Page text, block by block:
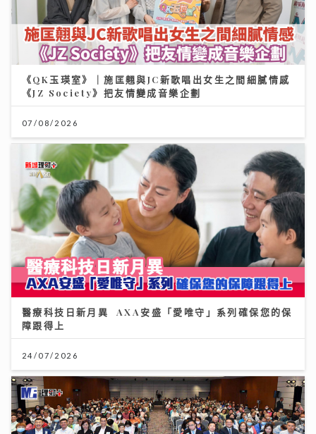
《QK玉瑛室》｜施匡翹與JC新歌唱出女生之間細膩情感
《JZ Society》把友情變成音樂企劃
07/08/2026
醫療科技日新月異 AXA安盛「愛唯守」系列確保您的保
障跟得上
24/07/2026